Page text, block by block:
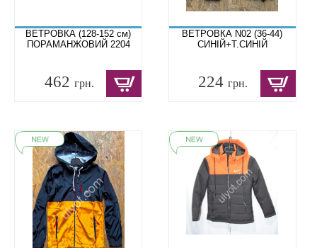
ВЕТРОВКА (128-152 см)
ПОРАМАНЖОВИЙ 2204
462 грн.
ВЕТРОВКА N02 (36-44)
СИНІЙ+Т.СИНІЙ
224грн.